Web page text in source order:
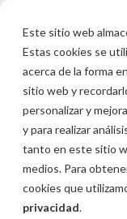
Este sitio web
Estas cookies se
acerca de la forma
sitio web y
personalizar y
y para realizar
tanto en este sitio
medios. Para
cookies que
privacidad.
Novedades